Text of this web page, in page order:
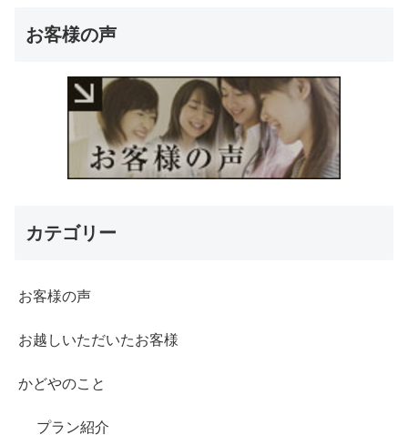
お客様の声
カテゴリー
お客様の声
お越しいただいたお客様
かどやのこと
プラン紹介